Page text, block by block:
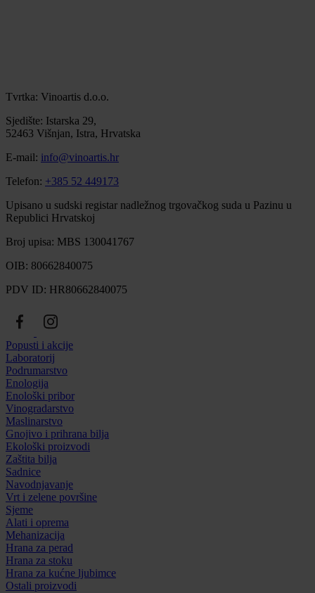
Tvrtka: Vinoartis d.o.o.
Sjedište: Istarska 29,
52463 Višnjan, Istra, Hrvatska
E-mail: info@vinoartis.hr
Telefon: +385 52 449173
Upisano u sudski registar nadležnog trgovačkog suda u Pazinu u
Republici Hrvatskoj
Broj upisa: MBS 130041767
OIB: 80662840075
PDV ID: HR80662840075
Popusti i akcije
Laboratorij
Podrumarstvo
Enologija
Enološki pribor
Vinogradarstvo
Maslinarstvo
Gnojivo i prihrana bilja
Ekološki proizvodi
Zaštita bilja
Sadnice
Navodnjavanje
Vrt i zelene površine
Sjeme
Alati i oprema
Mehanizacija
Hrana za perad
Hrana za stoku
Hrana za kućne ljubimce
Ostali proizvodi